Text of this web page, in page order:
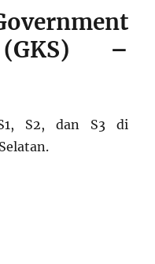
(GKS) –
S2, dan S3 di